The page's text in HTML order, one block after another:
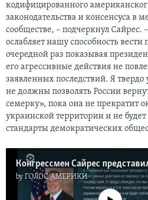
кодифицированного
законодательства и консенсуса в
сообществе, – подчеркнул Сайрес.
ослабляет нашу способность вести
очередной раз показывая
его агрессивные действия не
заявленных последствий. Я
не должны позволять России
семерку», пока она не прекратит
украинской территории и не будет
стандарты демократических
byГОЛОС АМЕРИКИ
No media source currently